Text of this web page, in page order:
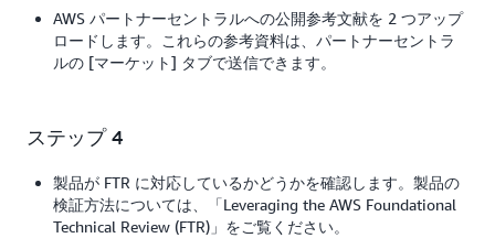
AWS パートナーセントラルへの公開参考文献を 2 つアップ
ロードします。これらの参考資料は、パートナーセントラ
ルの [マーケット] タブで送信できます。
ステップ 4
製品が FTR に対応しているかどうかを確認します。製品の
検証方法については、「Leveraging the AWS Foundational
Technical Review (FTR)」をご覧ください。